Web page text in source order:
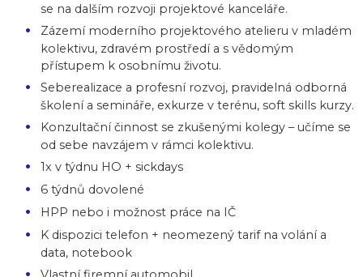
se na dalším rozvoji projektové kanceláře.
Zázemí moderního projektového atelieru v mladém
kolektivu, zdravém prostředí a s vědomým
přístupem k osobnímu životu.
Seberealizace a profesní rozvoj, pravidelná odborná
školení a semináře, exkurze v terénu, soft skills kurzy.
Konzultační činnost se zkušenými kolegy – učíme se
od sebe navzájem v rámci kolektivu.
1x v týdnu HO + sickdays
6 týdnů dovolené
HPP nebo i možnost práce na IČ
K dispozici telefon + neomezený tarif na volání a
data, notebook